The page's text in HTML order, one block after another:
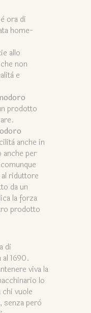
ora di
home-
allo
che non
e
prodotto
anche in
anche per
riduttore
da un
la forza
prodotto
di
1690.
viva la
lo
chi vuole
senza però